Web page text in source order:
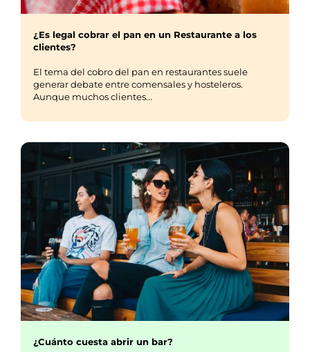
¿Es legal cobrar el pan en un Restaurante a los
clientes?
El tema del cobro del pan en restaurantes suele
generar debate entre comensales y hosteleros.
Aunque muchos clientes...
¿Cuánto cuesta abrir un bar?